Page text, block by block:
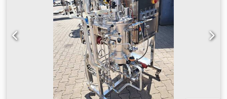
carro auxiliar, año 2002 Transportador de rodillos de sierra
motorizado, 4 m de largo, 1,60 m de ancho, año 1980
Transportador de rodillos de sierra motorizado, 1,60 m de
ancho, aprox. 15 m de largo con expulsor integrado de 5
cadenas Transportador transversal de 5 cadenas, aprox. 6
m de largo, para tablas laterales, año 1980 Equipo de
afilado compuesto por: Máquina tensora de sierras de
sierra Meinert PH4D, año 1967 Codpfx Alev I D Ezonorf
Automatizador tensor de sierras Vollmer AT